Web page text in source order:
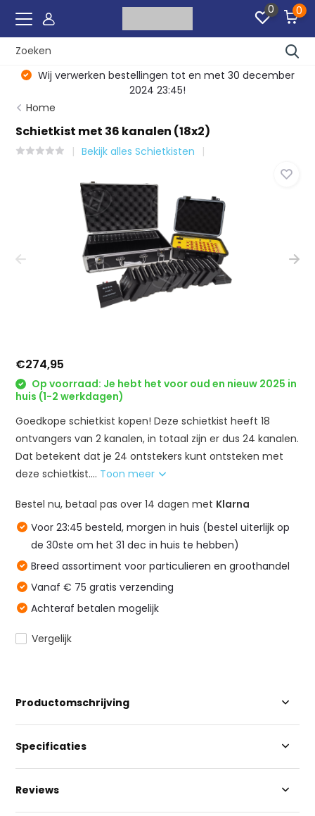
0 0
Wij verwerken bestellingen tot en met 30 december
2024 23:45!
Home
Schietkist met 36 kanalen (18x2)
Bekijk alles Schietkisten
€274,95
Op voorraad: Je hebt het voor oud en nieuw 2025 in
huis (1-2 werkdagen)
Goedkope schietkist kopen! Deze schietkist heeft 18
ontvangers van 2 kanalen, in totaal zijn er dus 24 kanalen.
Dat betekent dat je 24 ontstekers kunt ontsteken met
deze schietkist.... Toon meer
Bestel nu, betaal pas over 14 dagen met Klarna
Voor 23:45 besteld, morgen in huis (bestel uiterlijk op
de 30ste om het 31 dec in huis te hebben)
Breed assortiment voor particulieren en groothandel
Vanaf € 75 gratis verzending
Achteraf betalen mogelijk
Vergelijk
Productomschrijving
Specificaties
Reviews